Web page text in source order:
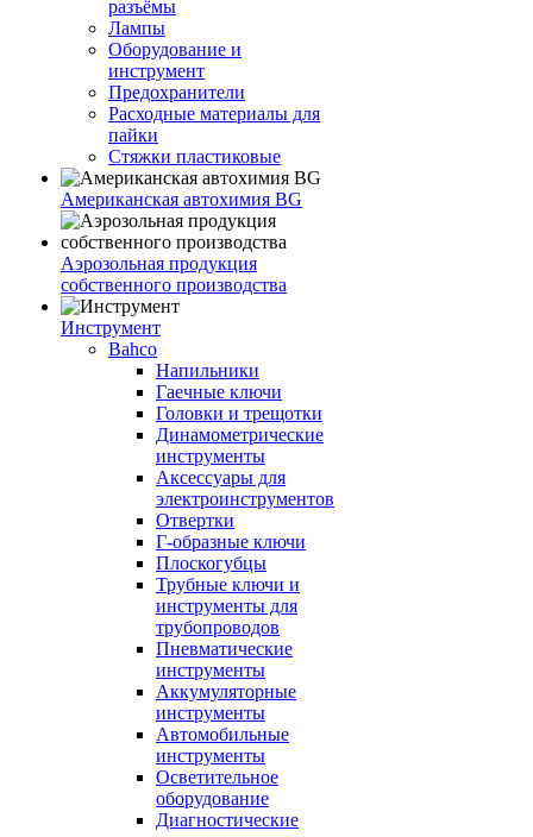
разъёмы
Лампы
Оборудование и
инструмент
Предохранители
Расходные материалы для
пайки
Стяжки пластиковые
Американская автохимия BG
Аэрозольная продукция
собственного производства
Инструмент
Bahco
Напильники
Гаечные ключи
Головки и трещотки
Динамометрические
инструменты
Аксессуары для
электроинструментов
Отвертки
Г-образные ключи
Плоскогубцы
Трубные ключи и
инструменты для
трубопроводов
Пневматические
инструменты
Аккумуляторные
инструменты
Автомобильные
инструменты
Осветительное
оборудование
Диагностические